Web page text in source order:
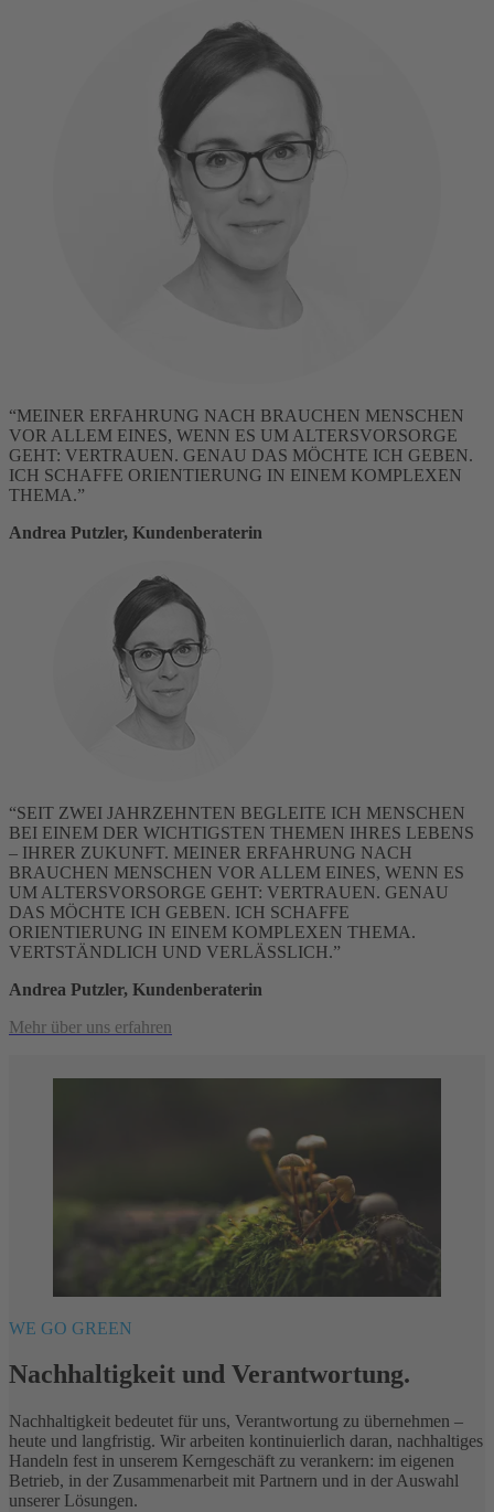
“MEINER ERFAHRUNG NACH BRAUCHEN MENSCHEN
VOR ALLEM EINES, WENN ES UM ALTERSVORSORGE
GEHT: VERTRAUEN. GENAU DAS MÖCHTE ICH GEBEN.
ICH SCHAFFE ORIENTIERUNG IN EINEM KOMPLEXEN
THEMA.”
Andrea Putzler, Kundenberaterin
“SEIT ZWEI JAHRZEHNTEN BEGLEITE ICH MENSCHEN
BEI EINEM DER WICHTIGSTEN THEMEN IHRES LEBENS
– IHRER ZUKUNFT. MEINER ERFAHRUNG NACH
BRAUCHEN MENSCHEN VOR ALLEM EINES, WENN ES
UM ALTERSVORSORGE GEHT: VERTRAUEN. GENAU
DAS MÖCHTE ICH GEBEN. ICH SCHAFFE
ORIENTIERUNG IN EINEM KOMPLEXEN THEMA.
VERTSTÄNDLICH UND VERLÄSSLICH.”
Andrea Putzler, Kundenberaterin
Mehr über uns erfahren
WE GO GREEN
Nachhaltigkeit und Verantwortung.
Nachhaltigkeit bedeutet für uns, Verantwortung zu übernehmen –
heute und langfristig. Wir arbeiten kontinuierlich daran, nachhaltiges
Handeln fest in unserem Kerngeschäft zu verankern: im eigenen
Betrieb, in der Zusammenarbeit mit Partnern und in der Auswahl
unserer Lösungen.